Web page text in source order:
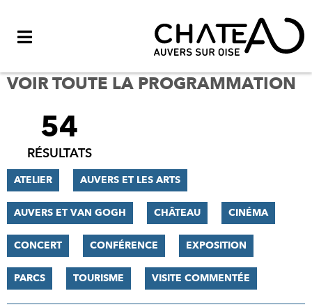
VOIR TOUTE LA PROGRAMMATION
FILTRER
RÉSULTATS
54
RÉSULTATS
ATELIER AUVERS ET LES ARTS
AUVERS ET VAN GOGH CHÂTEAU CINÉMA
CONCERT CONFÉRENCE EXPOSITION
PARCS TOURISME VISITE COMMENTÉE